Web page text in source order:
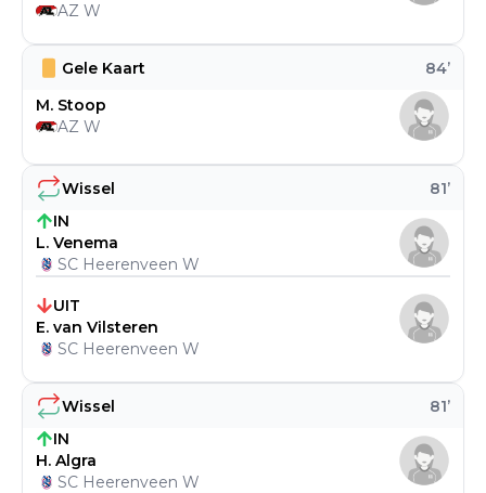
Wissel 81’
IN
H. Algra
SC Heerenveen W
Wissel 81’
IN
L. Venema
SC Heerenveen W
UIT
E. van Vilsteren
SC Heerenveen W
Gele Kaart 84’
M. Stoop
AZ W
AZ W